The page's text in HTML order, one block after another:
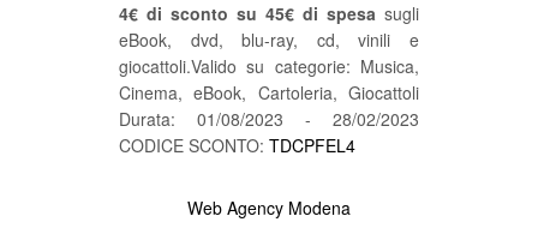
4€ di sconto su 45€ di spesa sugli
eBook, dvd, blu-ray, cd, vinili e
giocattoli.Valido su categorie: Musica,
Cinema, eBook, Cartoleria, Giocattoli
Durata: 01/08/2023 - 28/02/2023
CODICE SCONTO: TDCPFEL4
Web Agency Modena